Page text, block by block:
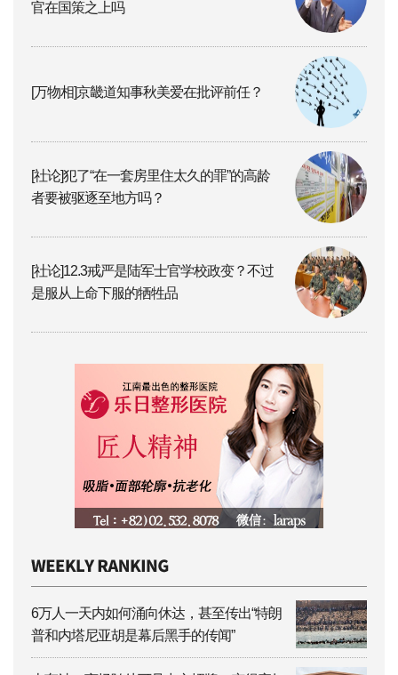
官在国策之上吗
[万物相]京畿道知事秋美爱在批评前任？
[社论]犯了“在一套房里住太久的罪”的高龄
者要被驱逐至地方吗？
[社论]12.3戒严是陆军士官学校政变？不过
是服从上命下服的牺牲品
6万人一天内如何涌向休达，甚至传出“特朗
普和内塔尼亚胡是幕后黑手的传闻”